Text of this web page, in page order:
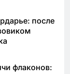
после
флаконов: